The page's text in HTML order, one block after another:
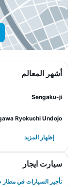
أشهر المعالم
Sengaku-ji
إظهار المزيد
سيارت ايجار
تأجير السيارات في مطار